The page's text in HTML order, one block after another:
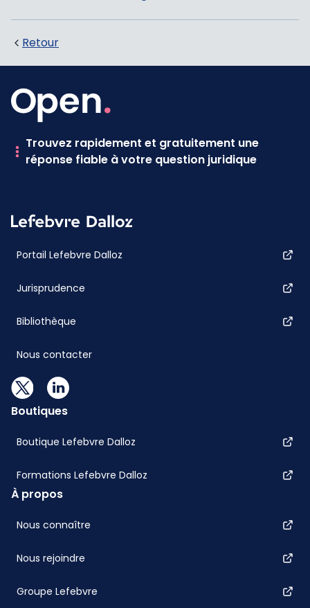
Retour
Trouvez rapidement et gratuitement une
réponse fiable à votre question juridique
Portail Lefebvre Dalloz
Jurisprudence
Bibliothèque
Nous contacter
Boutiques
Boutique Lefebvre Dalloz
Formations Lefebvre Dalloz
À propos
Nous connaître
Nous rejoindre
Groupe Lefebvre